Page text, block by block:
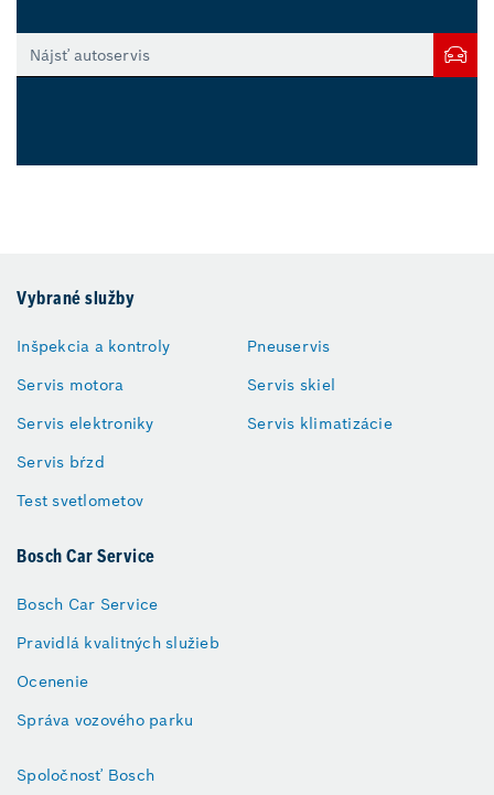
Vybrané služby
Inšpekcia a kontroly
Servis motora
Servis elektroniky
Servis bŕzd
Test svetlometov
Pneuservis
Servis skiel
Servis klimatizácie
Bosch Car Service
Bosch Car Service
Pravidlá kvalitných služieb
Ocenenie
Správa vozového parku
Spoločnosť Bosch